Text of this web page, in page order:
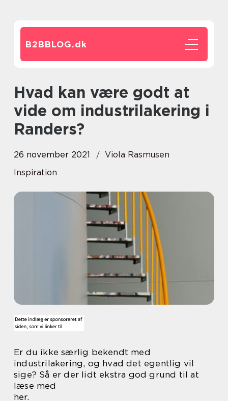
B2BBLOG.dk
Hvad kan være godt at
vide om industrilakering i
Randers?
26 november 2021
Viola Rasmusen
Inspiration
Er du ikke særlig bekendt med
industrilakering, og hvad det egentlig vil
sige? Så er der lidt ekstra god grund til at
læse med
her.